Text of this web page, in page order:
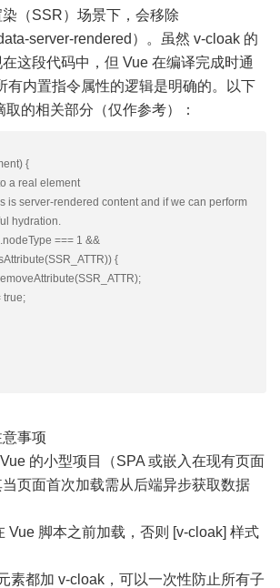
（SSR）场景下，会移除
server-rendered）。虽然 v-cloak 的
这段代码中，但 Vue 在编译完成时通
有内置指令属性的逻辑是明确的。以下
取的相关部分（仅作参考）：
{
a real element
is server-rendered content and if we can perform
hydration.
=== 1 &&
{
事项
的小型项目（SPA 或嵌入在现有页面
页面首次加载需从后端异步获取数据
Vue 脚本之前加载，否则 [v-cloak] 样式
素都加 v-cloak，可以一次性防止所有子